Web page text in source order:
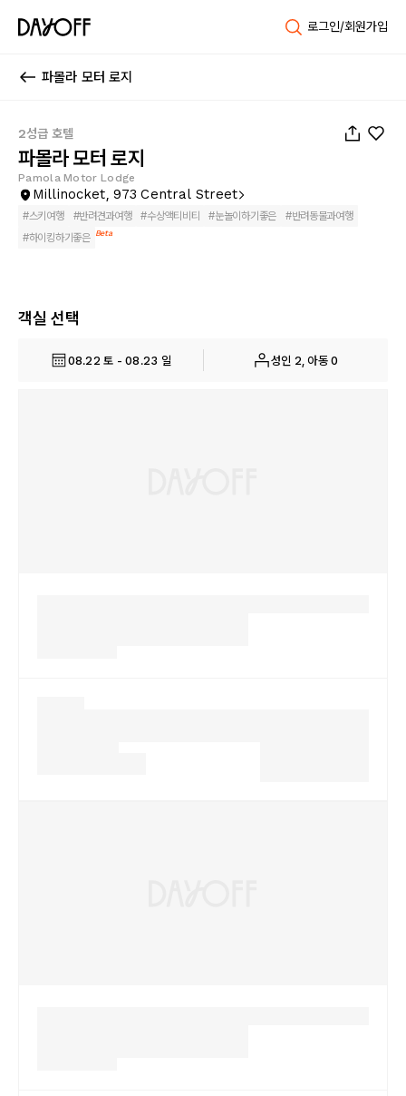
로그인/회원가입
파몰라 모터 로지
2성급 호텔
파몰라 모터 로지
Pamola Motor Lodge
Millinocket, 973 Central Street
#스키여행 #반려견과여행 #수상액티비티 #눈놀이하기좋은 #반려동물과여행
#하이킹하기좋은 Beta
객실 선택
08.22 토 - 08.23 일 성인 2, 아동 0